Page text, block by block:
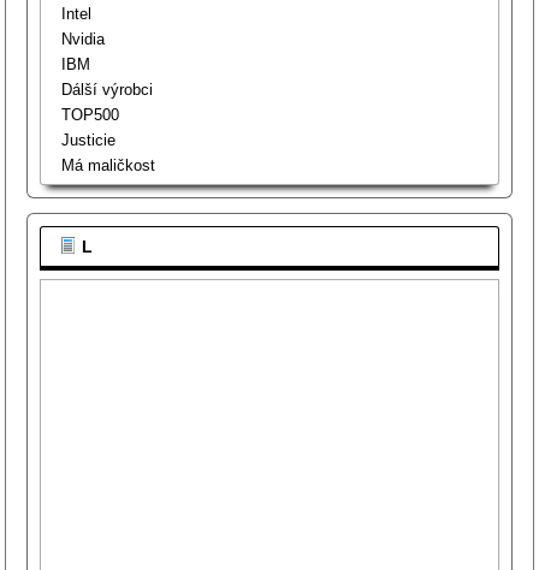
Intel
Nvidia
IBM
Dálší výrobci
TOP500
Justicie
Má maličkost
L